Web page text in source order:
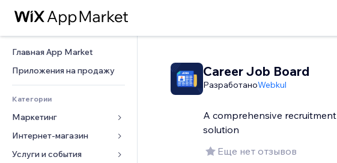
Главная App Market
Приложения на продажу
Категории
Маркетинг
Реклама
Моб. версия
Интернет-магазин
Приложения для магазинов
Услуги и события
Career Job Board
РазработаноWebkul
A comprehensive recruitment
solution
Еще нет отзывов